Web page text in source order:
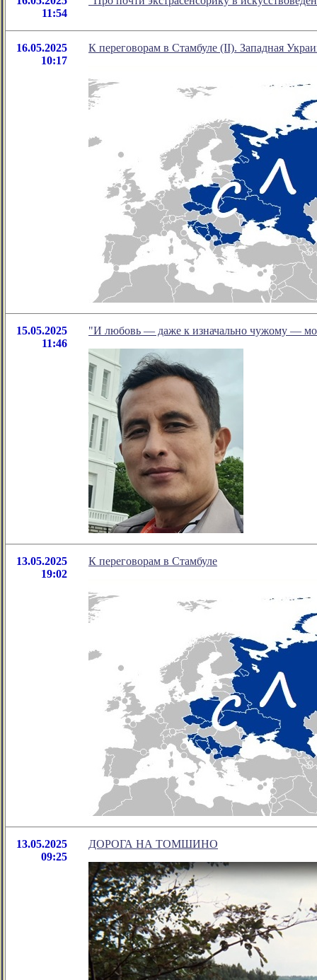
11:54
16.05.2025
10:17
К переговорам в Стамбуле (II). Западная
15.05.2025
11:46
"И любовь — даже к изначально чужому —
13.05.2025
19:02
К переговорам в Стамбуле
13.05.2025
09:25
ДОРОГА НА ТОМШИНО